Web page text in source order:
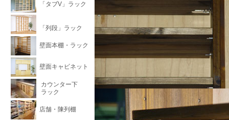
「タブV」ラック
「列段」ラック
壁面本棚・ラック
壁面キャビネット
カウンター下
ラック
店舗・陳列棚